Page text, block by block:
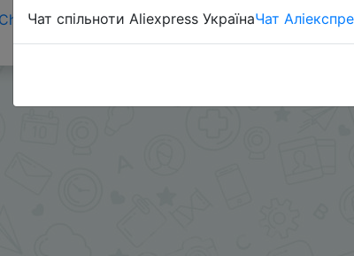
Чат спільноти Aliexpress УкраїнаЧат